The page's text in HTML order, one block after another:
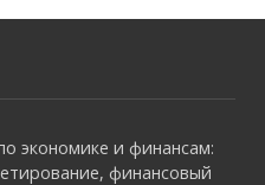
экономике и финансам:
финансовый